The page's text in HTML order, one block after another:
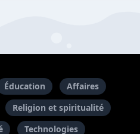
Éducation
Affaires
Religion et spiritualité
Technologies